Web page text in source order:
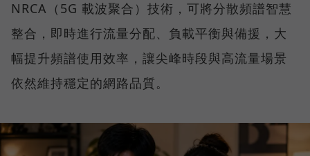
NRCA（5G 載波聚合）技術，可將分散頻譜智慧
整合，即時進行流量分配、負載平衡與備援，大
幅提升頻譜使用效率，讓尖峰時段與高流量場景
依然維持穩定的網路品質。